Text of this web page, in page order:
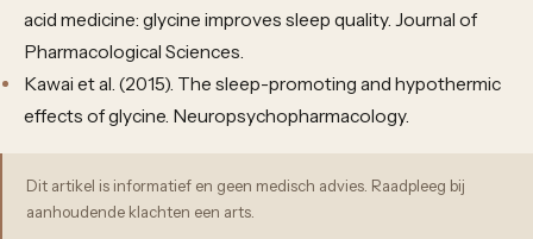
acid medicine: glycine improves sleep quality. Journal of
Pharmacological Sciences.
Kawai et al. (2015). The sleep-promoting and hypothermic
effects of glycine. Neuropsychopharmacology.
Dit artikel is informatief en geen medisch advies. Raadpleeg bij
aanhoudende klachten een arts.